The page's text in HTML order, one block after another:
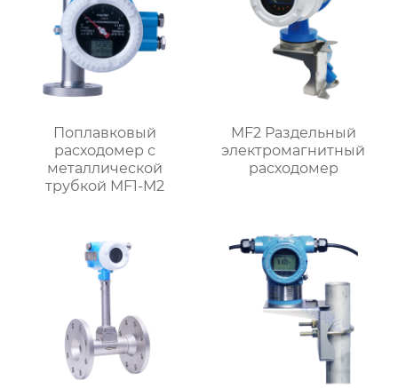
Поплавковый
расходомер с
металлической
трубкой MF1-M2
MF2 Раздельный
электромагнитный
расходомер